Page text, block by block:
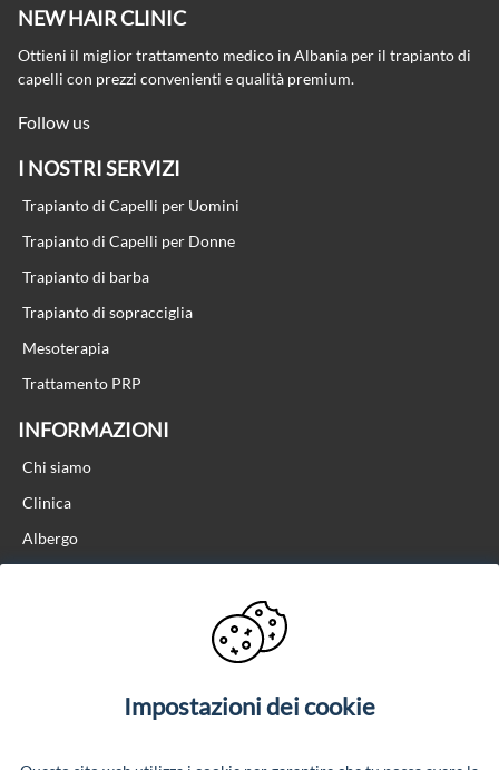
Impostazioni dei cookie
NEW HAIR CLINIC
Ottieni il miglior trattamento medico in Albania per il trapianto di
capelli con prezzi convenienti e qualità premium.
Follow us
I NOSTRI SERVIZI
Trapianto di Capelli per Uomini
Trapianto di Capelli per Donne
Trapianto di barba
Trapianto di sopracciglia
Mesoterapia
Trattamento PRP
INFORMAZIONI
Chi siamo
Clinica
Albergo
Locazione